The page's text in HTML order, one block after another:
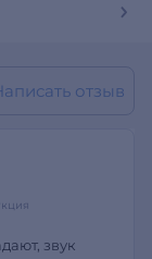
отзыв
звук